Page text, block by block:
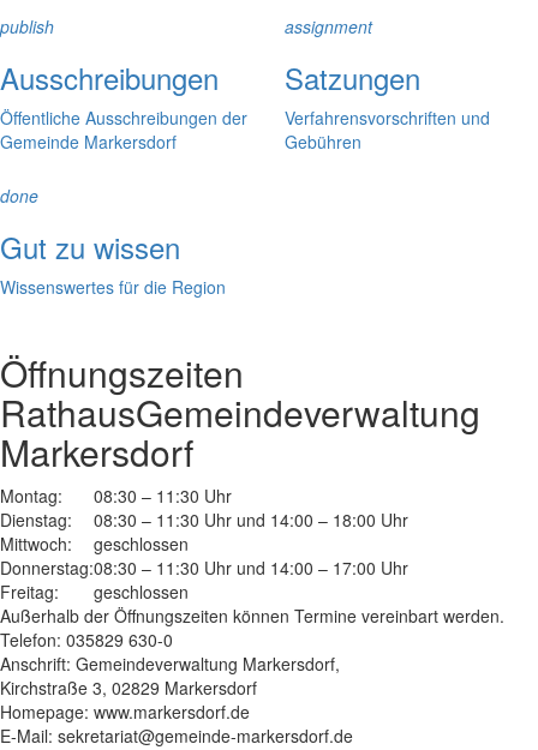
publish
Ausschreibungen
Öffentliche Ausschreibungen der
Gemeinde Markersdorf
assignment
Satzungen
Verfahrensvorschriften und
Gebühren
done
Gut zu wissen
Wissenswertes für die Region
Öffnungszeiten
RathausGemeindeverwaltung
Markersdorf
Montag:
08:30 – 11:30 Uhr
Dienstag:
08:30 – 11:30 Uhr und 14:00 – 18:00 Uhr
Mittwoch:
geschlossen
Donnerstag:08:30 – 11:30 Uhr und 14:00 – 17:00 Uhr
Freitag:
geschlossen
Außerhalb der Öffnungszeiten können Termine vereinbart werden.
Telefon: 035829 630-0
Anschrift: Gemeindeverwaltung Markersdorf,
Kirchstraße 3, 02829 Markersdorf
Homepage: www.markersdorf.de
E-Mail: sekretariat@gemeinde-markersdorf.de